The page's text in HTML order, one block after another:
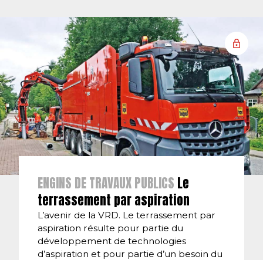
ENGINS DE TRAVAUX PUBLICS Le
terrassement par aspiration
L’avenir de la VRD. Le terrassement par
aspiration résulte pour partie du
développement de technologies
d’aspiration et pour partie d’un besoin du